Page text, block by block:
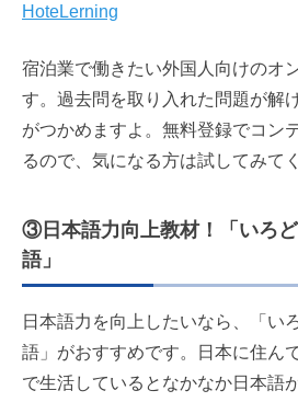
HoteLerning
宿泊業で働きたい外国人向けのオ
す。過去問を取り入れた問題が解
がつかめますよ。無料登録でコン
るので、気になる方は試してみて
③日本語力向上教材！「いろ
語」
日本語力を向上したいなら、「
語」がおすすめです。日本に住ん
で生活しているとなかなか日本語